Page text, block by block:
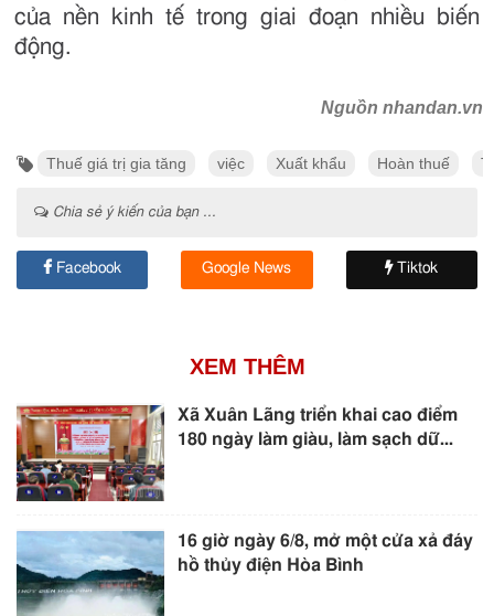
của nền kinh tế trong giai đoạn nhiều biến
động.
Nguồn nhandan.vn
Thuế giá trị gia tăng việc Xuất khẩu Hoàn thuế
Chia sẻ ý kiến của bạn ...
Facebook Google News Tiktok
XEM THÊM
Xã Xuân Lãng triển khai cao điểm
180 ngày làm giàu, làm sạch dữ...
16 giờ ngày 6/8, mở một cửa xả đáy
hồ thủy điện Hòa Bình